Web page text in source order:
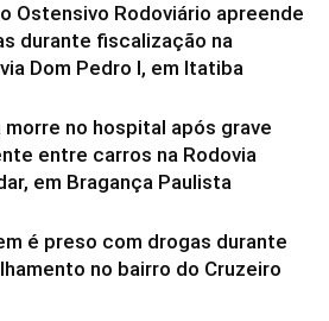
Ostensivo Rodoviário apreende
durante fiscalização na
Dom Pedro I, em Itatiba
morre no hospital após grave
entre carros na Rodovia
em Bragança Paulista
é preso com drogas durante
no bairro do Cruzeiro